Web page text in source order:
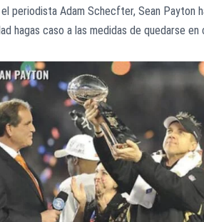
periodista Adam Schecfter, Sean Payton
hagas caso a las medidas de quedarse